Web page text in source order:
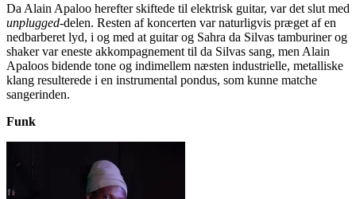
Da Alain Apaloo herefter skiftede til elektrisk guitar, var det slut med
unplugged-delen. Resten af koncerten var naturligvis præget af en
nedbarberet lyd, i og med at guitar og Sahra da Silvas tamburiner og
shaker var eneste akkompagnement til da Silvas sang, men Alain
Apaloos bidende tone og indimellem næsten industrielle, metalliske
klang resulterede i en instrumental pondus, som kunne matche
sangerinden.
Funk